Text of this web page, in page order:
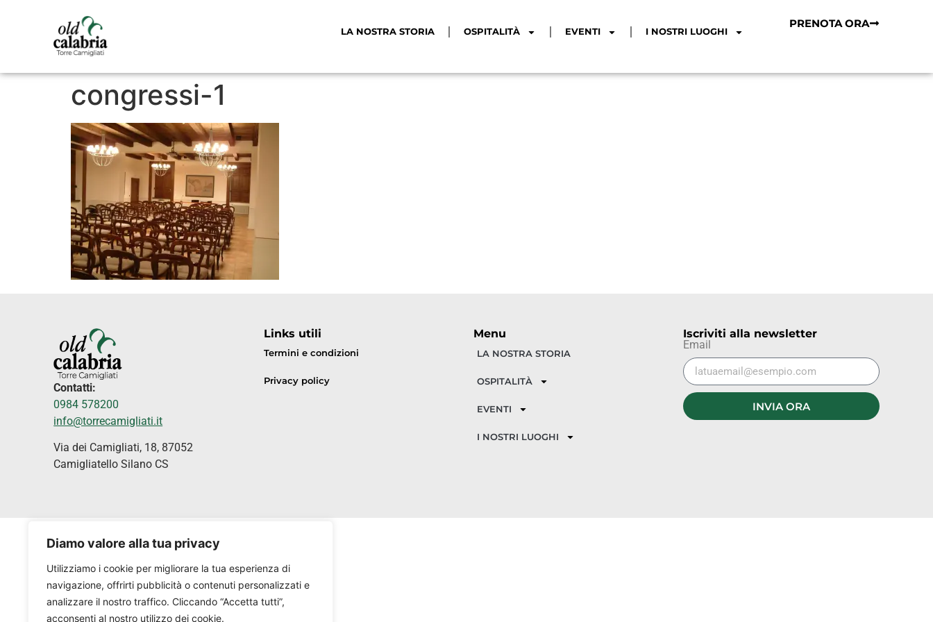
Diamo valore alla tua privacy
Utilizziamo i cookie per migliorare la tua esperienza di
navigazione, offrirti pubblicità o contenuti personalizzati e
analizzare il nostro traffico. Cliccando “Accetta tutti”,
acconsenti al nostro utilizzo dei cookie.
LA NOSTRA STORIA OSPITALITÀ EVENTI I NOSTRI LUOGHI
PRENOTA ORA
congressi-1
Contatti:
0984 578200
info@torrecamigliati.it
Via dei Camigliati, 18, 87052
Camigliatello Silano CS
Links utili
Termini e condizioni
Privacy policy
Menu
LA NOSTRA STORIA
OSPITALITÀ
EVENTI
I NOSTRI LUOGHI
Iscriviti alla newsletter
Email
INVIA ORA